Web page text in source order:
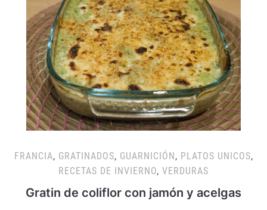
FRANCIA, GRATINADOS, GUARNICIÓN, PLATOS UNICOS,
RECETAS DE INVIERNO, VERDURAS
Gratin de coliflor con jamón y acelgas